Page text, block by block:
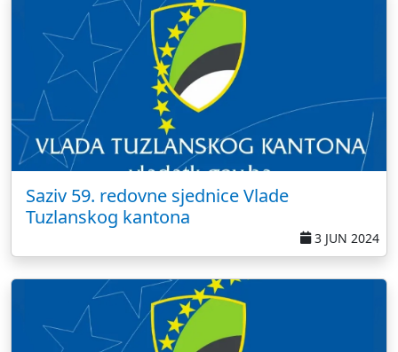
Saziv 59. redovne sjednice Vlade
Tuzlanskog kantona
3 JUN 2024